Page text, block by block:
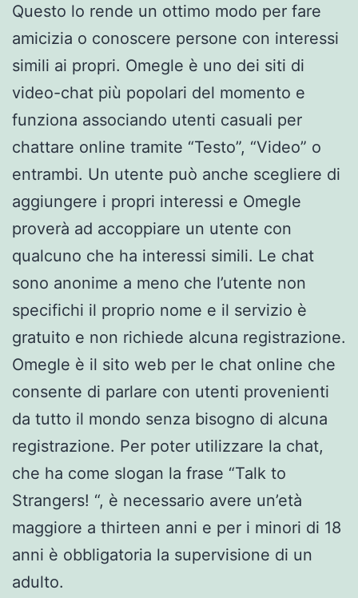
Questo lo rende un ottimo modo per fare
amicizia o conoscere persone con interessi
simili ai propri. Omegle è uno dei siti di
video-chat più popolari del momento e
funziona associando utenti casuali per
chattare online tramite “Testo”, “Video” o
entrambi. Un utente può anche scegliere di
aggiungere i propri interessi e Omegle
proverà ad accoppiare un utente con
qualcuno che ha interessi simili. Le chat
sono anonime a meno che l’utente non
specifichi il proprio nome e il servizio è
gratuito e non richiede alcuna registrazione.
Omegle è il sito web per le chat online che
consente di parlare con utenti provenienti
da tutto il mondo senza bisogno di alcuna
registrazione. Per poter utilizzare la chat,
che ha come slogan la frase “Talk to
Strangers! “, è necessario avere un’età
maggiore a thirteen anni e per i minori di 18
anni è obbligatoria la supervisione di un
adulto.